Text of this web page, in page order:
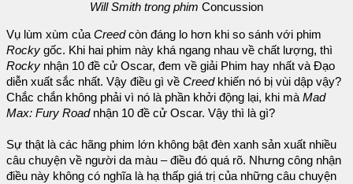
Will Smith trong phim Concussion
Vụ lùm xùm của Creedcòn đáng lo hơn khi so sánh với phim
Rocky gốc. Khi hai phim này khá ngang nhau về chất lượng, thì
Rocky nhận 10 đề cử Oscar, đem về giải Phim hay nhất và Đạo
diễn xuất sắc nhất. Vậy điều gì về Creedkhiến nó bị vùi dập vậy?
Chắc chắn không phải vì nó là phần khởi động lại, khi mà Mad
Max: Fury Roadnhận 10 đề cử Oscar. Vậy thì là gì?
Sự thật là các hãng phim lớn không bật đèn xanh sản xuất nhiều
câu chuyện về người da màu – điều đó quá rõ. Nhưng công nhận
điều này không có nghĩa là hạ thấp giá trị của những câu chuyện